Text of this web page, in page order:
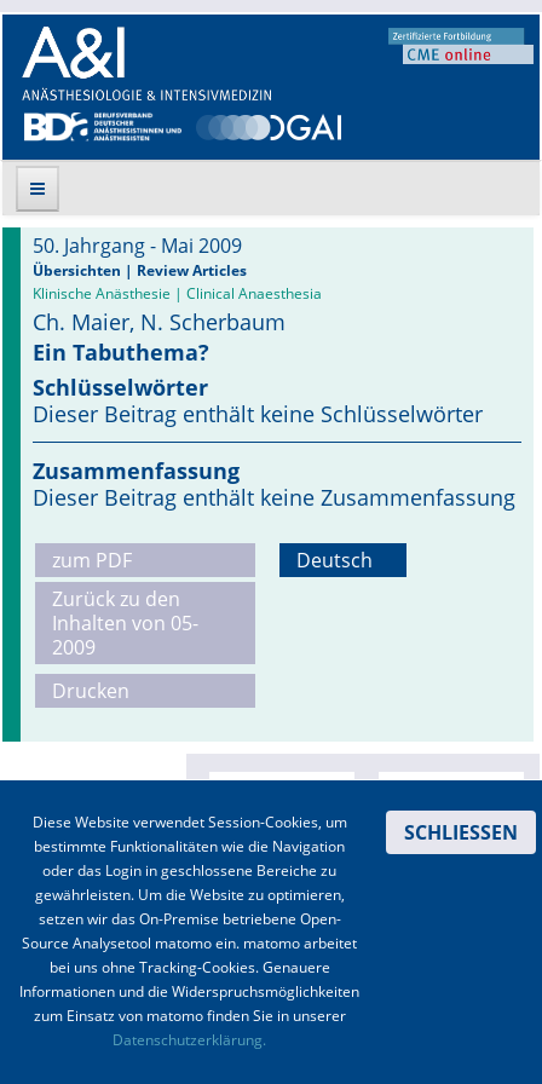
Suche
Aktuelle Ausgabe
Leitlinien
Archiv
Supplements
Online First
A&I English
Mediadaten
Autoren-Service
Stellenmarkt
Kongresskalender
50. Jahrgang - Mai 2009
Übersichten | Review Articles
Klinische Anästhesie | Clinical Anaesthesia
Ch. Maier, N. Scherbaum
Ein Tabuthema?
Schlüsselwörter
Dieser Beitrag enthält keine Schlüsselwörter
Zusammenfassung
Dieser Beitrag enthält keine Zusammenfassung
zum PDF
Zurück zu den
Inhalten von 05-
2009
Drucken
Deutsch
Impressum Datenschutz
Diese Website verwendet Session-Cookies, um
bestimmte Funktionalitäten wie die Navigation
oder das Login in geschlossene Bereiche zu
gewährleisten. Um die Website zu optimieren,
setzen wir das On-Premise betriebene Open-
Source Analysetool matomo ein. matomo arbeitet
bei uns ohne Tracking-Cookies. Genauere
Informationen und die Widerspruchsmöglichkeiten
zum Einsatz von matomo finden Sie in unserer
Datenschutzerklärung.
SCHLIESSEN